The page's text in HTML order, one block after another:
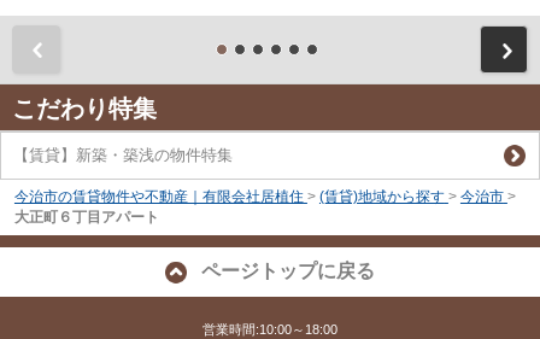
こだわり特集
【賃貸】新築・築浅の物件特集
今治市の賃貸物件や不動産｜有限会社居植住 > (賃貸)地域から探す > 今治市 >
大正町６丁目アパート
ページトップに戻る
営業時間:10:00～18:00